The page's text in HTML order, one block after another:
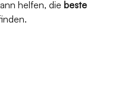
helfen, die beste